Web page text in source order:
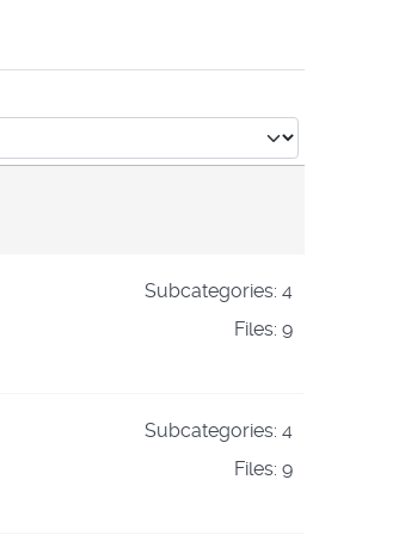
Subcategories: 4
Files: 9
Subcategories: 4
Files: 9